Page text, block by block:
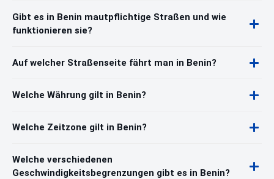
Gibt es in Benin mautpflichtige Straßen und wie
funktionieren sie?
Auf welcher Straßenseite fährt man in Benin?
Welche Währung gilt in Benin?
Welche Zeitzone gilt in Benin?
Welche verschiedenen
Geschwindigkeitsbegrenzungen gibt es in Benin?